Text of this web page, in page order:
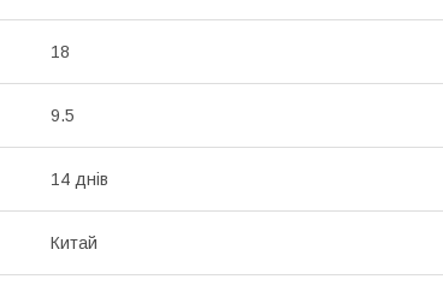
18
9.5
14 днів
Китай